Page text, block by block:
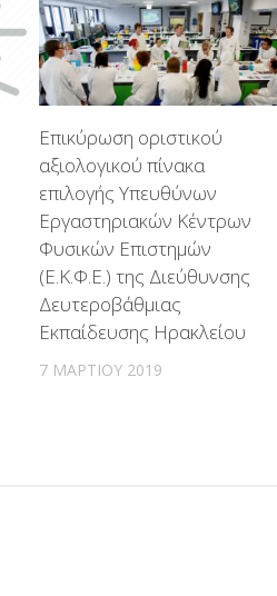
Επικύρωση οριστικού
αξιολογικού πίνακα
επιλογής Υπευθύνων
Εργαστηριακών Κέντρων
Φυσικών Επιστημών
(Ε.Κ.Φ.Ε.) της Διεύθυνσης
Δευτεροβάθμιας
Εκπαίδευσης Ηρακλείου
7 ΜΑΡΤΊΟΥ 2019